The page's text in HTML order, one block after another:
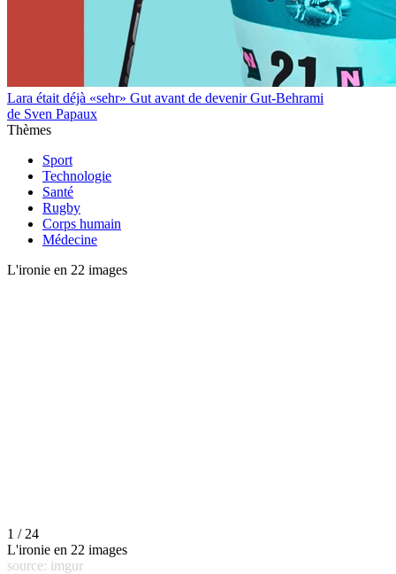
Lara était déjà «sehr» Gut avant de devenir Gut-Behrami
de Sven Papaux
Thèmes
Sport
Technologie
Santé
Rugby
Corps humain
Médecine
L'ironie en 22 images
1 / 24
L'ironie en 22 images
source: imgur